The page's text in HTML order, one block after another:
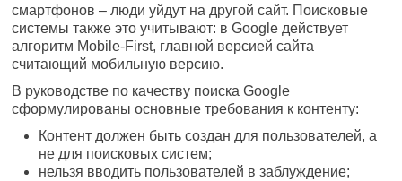
смартфонов – люди уйдут на другой сайт. Поисковые
системы также это учитывают: в Google действует
алгоритм Mobile-First, главной версией сайта
считающий мобильную версию.
В руководстве по качеству поиска Google
сформулированы основные требования к контенту:
Контент должен быть создан для пользователей, а
не для поисковых систем;
нельзя вводить пользователей в заблуждение;